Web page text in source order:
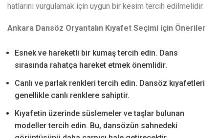
hatlarını vurgulamak için uygun bir kesim tercih edilmelidir.
Ankara Dansöz Oryantalın Kıyafet Seçimi için Öneriler
Esnek ve hareketli bir kumaş tercih edin. Dans
sırasında rahatça hareket etmek önemlidir.
Canlı ve parlak renkleri tercih edin. Dansöz kıyafetleri
genellikle canlı renklere sahiptir.
Kıyafetin üzerinde süslemeler ve taşlar bulunan
modeller tercih edin. Bu, dansözün sahnedeki